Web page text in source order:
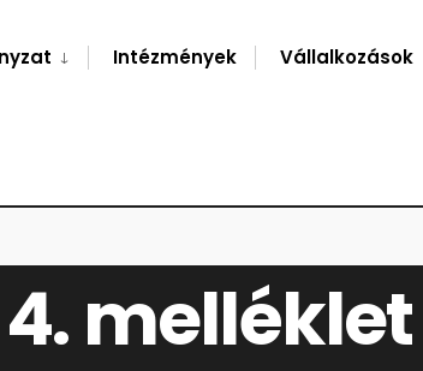
Intézmények Vállalkozások
4. melléklet